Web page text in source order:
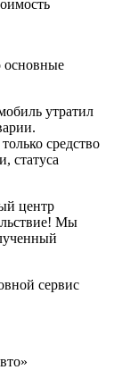
основные
утратил
средство
статуса
центр
Мы
сервис